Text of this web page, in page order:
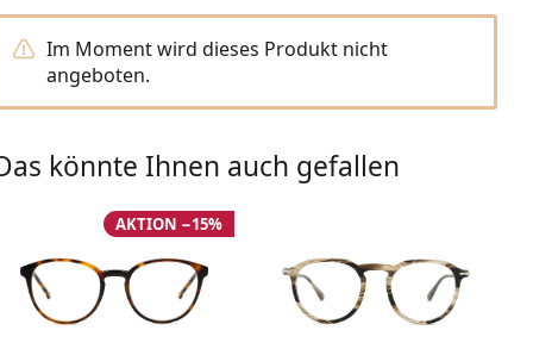
Im Moment wird dieses Produkt nicht
angeboten.
könnte Ihnen auch gefallen
AKTION −15%